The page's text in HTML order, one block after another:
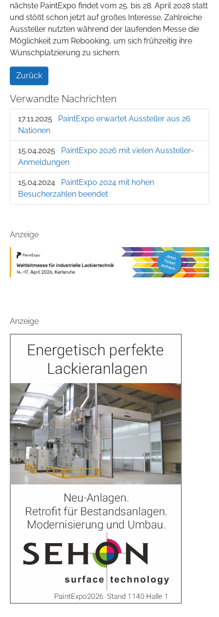
nächste PaintExpo findet vom 25. bis 28. April 2028 statt
und stößt schon jetzt auf großes Interesse. Zahlreiche
Aussteller nutzten während der laufenden Messe die
Möglichkeit zum Rebooking, um sich frühzeitig ihre
Wunschplatzierung zu sichern.
Zurück
Verwandte Nachrichten
17.11.2025
PaintExpo erwartet Aussteller aus 26
Nationen
15.04.2025
PaintExpo 2026 mit vielen Aussteller-
Anmeldungen
15.04.2024
PaintExpo 2024 mit hohen
Besucherzahlen beendet
Anzeige
Anzeige